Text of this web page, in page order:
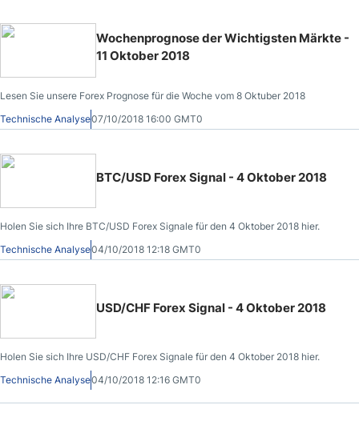
Wochenprognose der Wichtigsten Märkte -
11 Oktober 2018
Lesen Sie unsere Forex Prognose für die Woche vom 8 Oktuber 2018
Technische Analyse07/10/2018 16:00 GMT0
BTC/USD Forex Signal - 4 Oktober 2018
Holen Sie sich Ihre BTC/USD Forex Signale für den 4 Oktober 2018 hier.
Technische Analyse04/10/2018 12:18 GMT0
USD/CHF Forex Signal - 4 Oktober 2018
Holen Sie sich Ihre USD/CHF Forex Signale für den 4 Oktober 2018 hier.
Technische Analyse04/10/2018 12:16 GMT0